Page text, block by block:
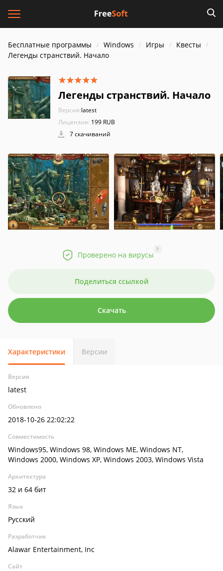
Бесплатные программы Windows Игры
Квесты
Легенды странствий. Начало
Легенды странствий. Начало
Версия:latest
Лицензия: 199 RUB
7 скачиваний
Проверено на вирусы
?
Поделиться ссылкой
Скачать
Характеристики Версии
Версия
latest
Обновлено
2018-10-26 22:02:22
Совместимость
Windows95, Windows 98, Windows ME, Windows NT,
Windows 2000, Windows XP, Windows 2003, Windows Vista
Архитектура
32 и 64 бит
Язык
Русский
Разработчик
Alawar Entertainment, Inc
Сайт